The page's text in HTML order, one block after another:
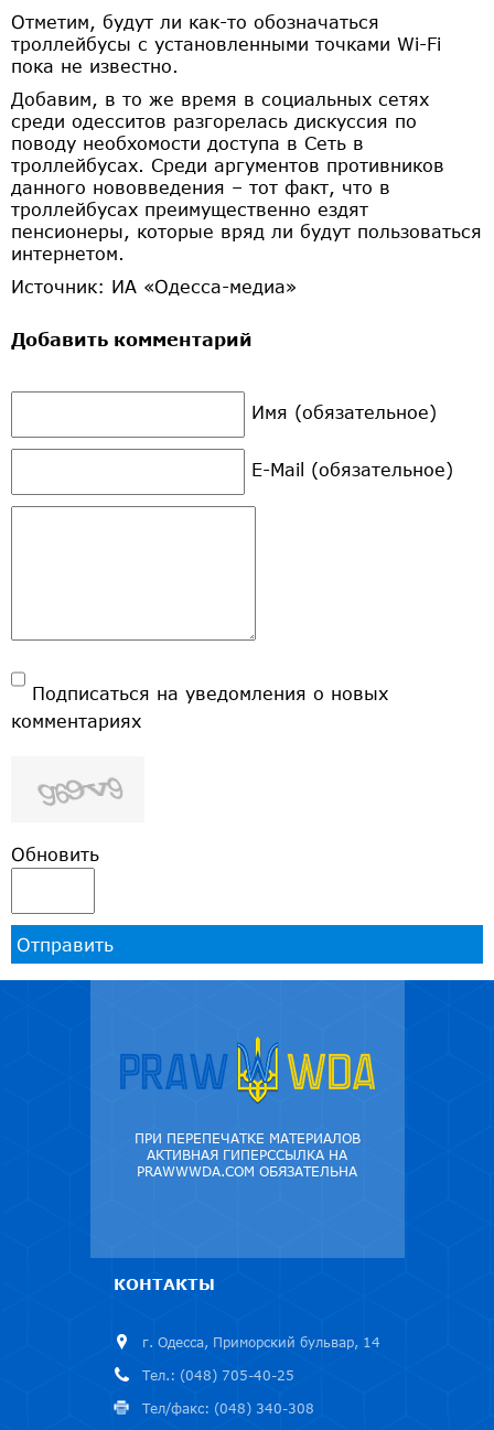
Отметим, будут ли как-то обозначаться
троллейбусы с установленными точками Wi-Fi
пока не известно.
Добавим, в то же время в социальных сетях
среди одесситов разгорелась дискуссия по
поводу необхомости доступа в Сеть в
троллейбусах. Среди аргументов противников
данного нововведения – тот факт, что в
троллейбусах преимущественно ездят
пенсионеры, которые вряд ли будут пользоваться
интернетом.
Источник: ИА «Одесса-медиа»
Добавить комментарий
Имя (обязательное)
E-Mail (обязательное)
Подписаться на уведомления о новых
комментариях
Обновить
Отправить
ПРИ ПЕРЕПЕЧАТКЕ МАТЕРИАЛОВ
АКТИВНАЯ ГИПЕРССЫЛКА НА
PRAWWWDA.COM ОБЯЗАТЕЛЬНА
КОНТАКТЫ
г. Одесса, Приморский бульвар, 14
Тел.: (048) 705-40-25
Тел/факс: (048) 340-308